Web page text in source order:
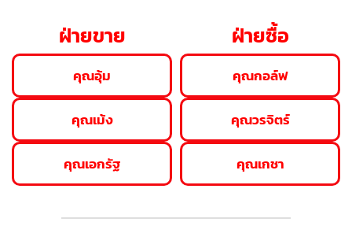
ฝ่ายขาย
คุณอุ้ม
คุณเม้ง
คุณเอกรัฐ
ฝ่ายซื้อ
คุณกอล์ฟ
คุณวรจิตร์
คุณเกชา